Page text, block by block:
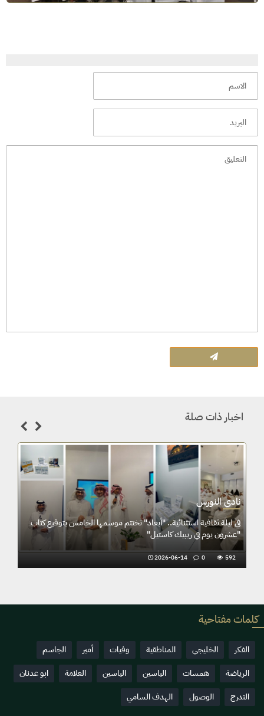
اخبار ذات صلة
نادي النورس
في ليلة ثقافية استثنائية.. "أبعاد" تختتم موسمها الخامس بتوقيع كتاب
"عشرون يوم في ريبيك كاستيل"
2026-06-14 0 592
كلمات مفتاحية
الفكر الخليجي المناطقية وفيات أمير
الجاسم
الرياضة
همسات الياسين الياسين العلامة
ابو عدنان
التدرج
الوصول الهدف السامي